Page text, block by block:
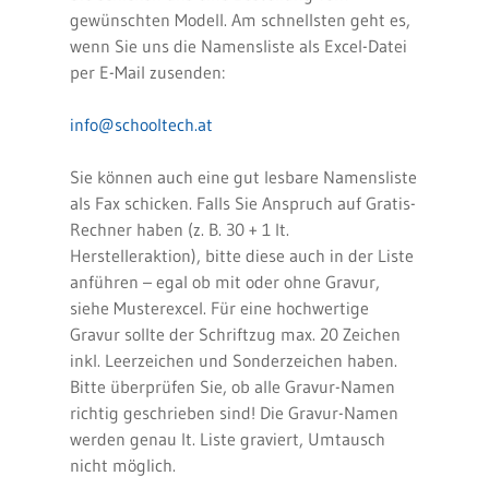
gewünschten Modell. Am schnellsten geht es,
wenn Sie uns die Namensliste als Excel-Datei
per E-Mail zusenden:
info@schooltech.at
Sie können auch eine gut lesbare Namensliste
als Fax schicken. Falls Sie Anspruch auf Gratis-
Rechner haben (z. B. 30 + 1 lt.
Herstelleraktion), bitte diese auch in der Liste
anführen – egal ob mit oder ohne Gravur,
siehe Musterexcel. Für eine hochwertige
Gravur sollte der Schriftzug max. 20 Zeichen
inkl. Leerzeichen und Sonderzeichen haben.
Bitte überprüfen Sie, ob alle Gravur-Namen
richtig geschrieben sind! Die Gravur-Namen
werden genau lt. Liste graviert, Umtausch
nicht möglich.